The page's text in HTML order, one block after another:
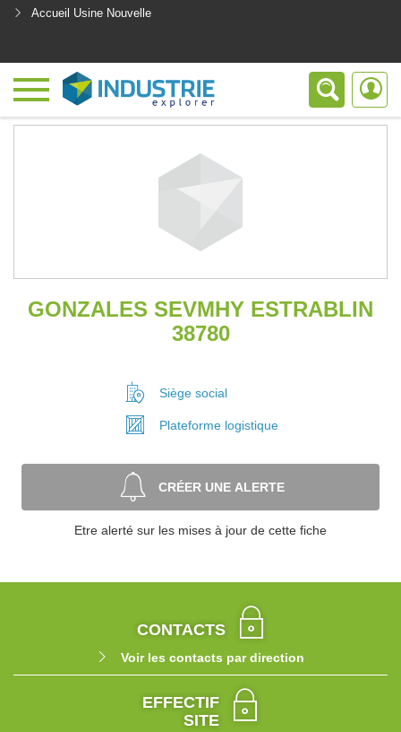
Accueil Usine Nouvelle
GONZALES SEVMHY ESTRABLIN
38780
Siège social
Plateforme logistique
CRÉER UNE ALERTE
Etre alerté sur les mises à jour de cette fiche
CONTACTS
Voir les contacts par direction
EFFECTIF
SITE